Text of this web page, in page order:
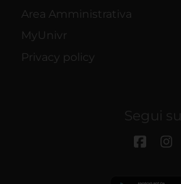
Area Amministrativa
MyUnivr
Privacy policy
Segui su